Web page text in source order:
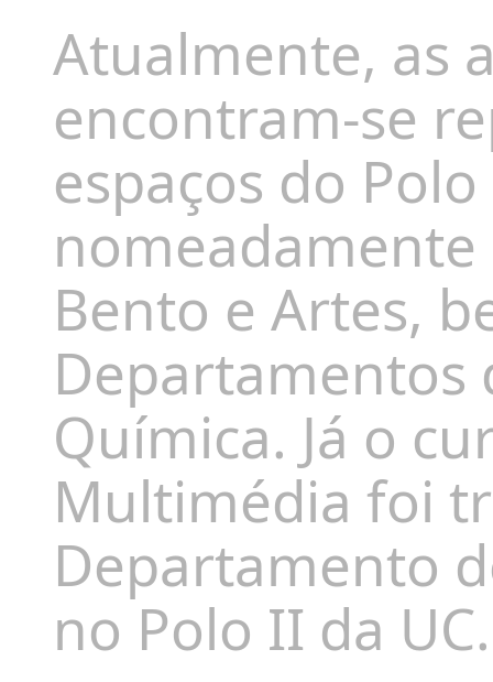
Atualmente, as
encontram-se
espaços do
nomeadamente
Bento e Artes,
Departamentos
Química. Já o
Multimédia foi
Departamento
no Polo II da UC.